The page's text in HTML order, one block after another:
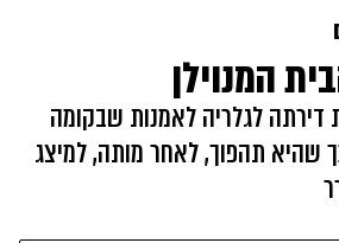
המנוילן
דירתה לגלריה לאמנות שבקומה
שהיא תהפוך, לאחר מותה, למיצג